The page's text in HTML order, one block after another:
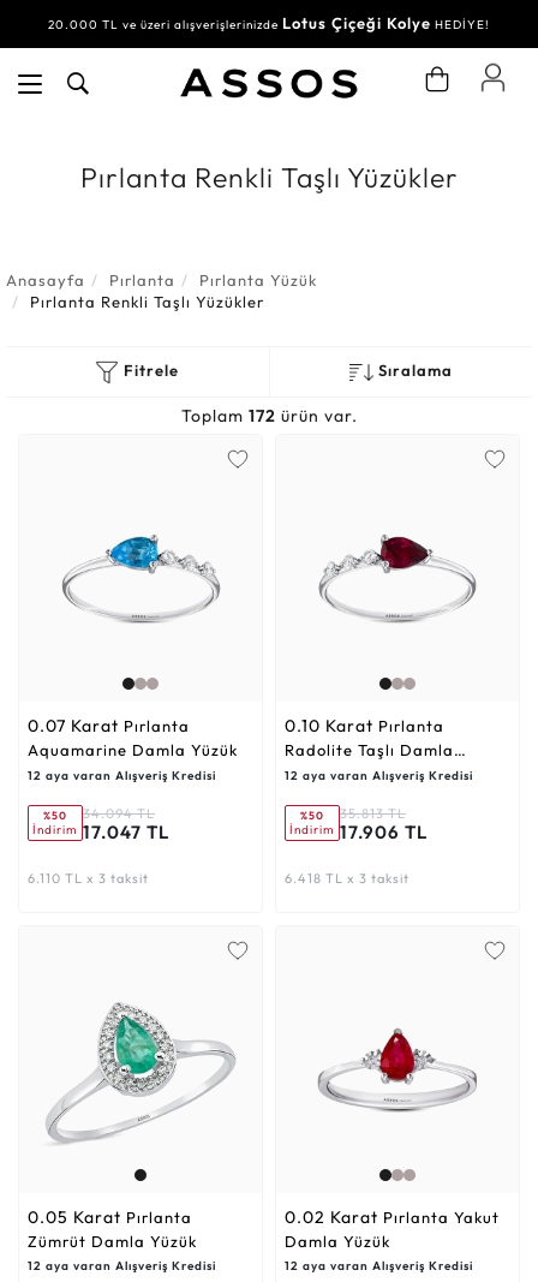
30.000 TL ve üzeri alışverişlerinizdeSu Yolu BileklikHEDİYE!
Pırlanta Renkli Taşlı Yüzükler
Anasayfa Pırlanta
Pırlanta Yüzük
Pırlanta Renkli Taşlı Yüzükler
Fitrele Sıralama
Toplam 172 ürün var.
0.07 Karat
Aquamarine Damla Yüzük
12 aya varan Alışveriş Kredisi
%50
İndirim
34.094 TL
17.047 TL
6.110 TL x 3 taksit
0.10 Karat
Radolite Taşlı Damla
Yüzük
12 aya varan Alışveriş Kredisi
%50
İndirim
35.813 TL
17.906 TL
6.418 TL x 3 taksit
0.05 Karat
Zümrüt Damla Yüzük
12 aya varan Alışveriş Kredisi
0.02 Karat
Damla Yüzük
12 aya varan Alışveriş Kredisi